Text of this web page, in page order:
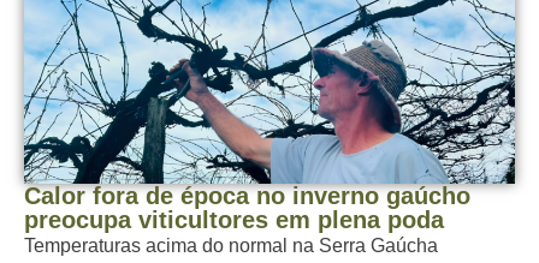
Calor fora de época no inverno gaúcho
preocupa viticultores em plena poda
Temperaturas acima do normal na Serra Gaúcha